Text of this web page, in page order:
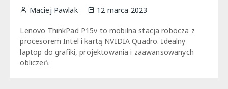
Maciej Pawlak 12 marca 2023
Lenovo ThinkPad P15v to mobilna stacja robocza z
procesorem Intel i kartą NVIDIA Quadro. Idealny
laptop do grafiki, projektowania i zaawansowanych
obliczeń.